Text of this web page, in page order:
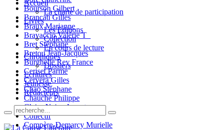
Bourson Gilbert
Brancati Gilles
Braux Marianne
Bravaccio Valérie T_
Bret Stéphane
Bretou Jean-Jacques
Burghelle Rey France
Ceriset Parme
Cervera Gilles
Chao Stéphane
Chauché Philippe
Claire-Neige Jaunet
Collectif
Compère-Demarcy Murielle
Accueil
La charte de participation
Livres
Les Editions
Collection
En cours de lecture
Chroniques
Dossiers
Ecritures
Jeunesse
Rédacteurs